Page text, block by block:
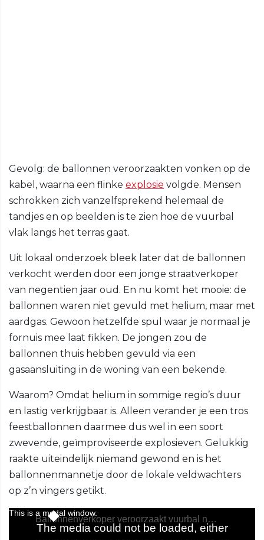
Gevolg: de ballonnen veroorzaakten vonken op de
kabel, waarna een flinke explosie volgde. Mensen
schrokken zich vanzelfsprekend helemaal de
tandjes en op beelden is te zien hoe de vuurbal
vlak langs het terras gaat.
Uit lokaal onderzoek bleek later dat de ballonnen
verkocht werden door een jonge straatverkoper
van negentien jaar oud. En nu komt het mooie: de
ballonnen waren niet gevuld met helium, maar met
aardgas. Gewoon hetzelfde spul waar je normaal je
fornuis mee laat fikken. De jongen zou de
ballonnen thuis hebben gevuld via een
gasaansluiting in de woning van een bekende.
Waarom? Omdat helium in sommige regio’s duur
en lastig verkrijgbaar is. Alleen verander je een tros
feestballonnen daarmee dus wel in een soort
zwevende, geïmproviseerde explosieven. Gelukkig
raakte uiteindelijk niemand gewond en is het
ballonnenmannetje door de lokale veldwachters
op z’n vingers getikt.